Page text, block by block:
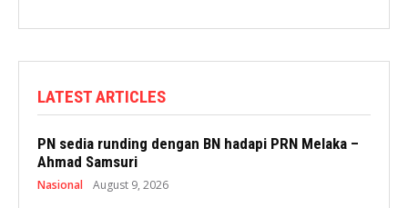
LATEST ARTICLES
PN sedia runding dengan BN hadapi PRN Melaka –
Ahmad Samsuri
Nasional August 9, 2026